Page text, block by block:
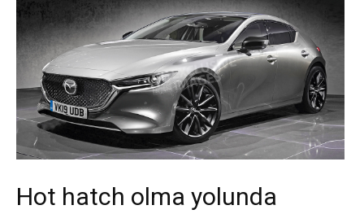
Hot hatch olma yolunda